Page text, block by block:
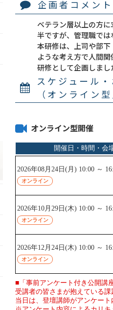
企画者コメント
ベテラン層以上の方
半ですが、管理職では
本研修は、上司や部
ような考え方で人間
研修として企画しまし
スケジュール
（オンライン
オンライン型開催